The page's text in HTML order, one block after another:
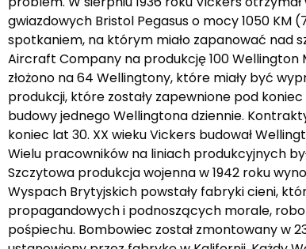
gwiazdowych Bristol Pegasus o mocy 1050 KM
spotkaniem, na którym miało zapanować nad
Aircraft Company na produkcję 100 Wellington
złożono na 64 Wellingtony, które miały być
produkcji, które zostały zapewnione pod
budowy jednego Wellingtona dziennie.
koniec lat 30. XX wieku Vickers budował
Wielu pracowników na liniach produkcyjnych
Szczytowa produkcja wojenna w 1942 roku
Wyspach Brytyjskich powstały fabryki cieni,
propagandowych i podnoszących morale,
pośpiechu. Bombowiec został zmontowany w